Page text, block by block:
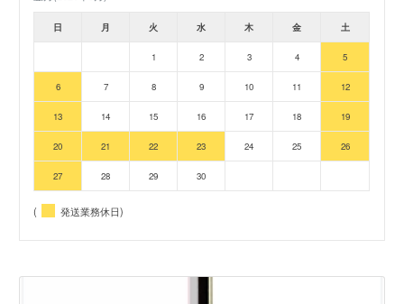
日 月 火 水 木 金 土
1 2 3 4 5
6 7 8 9 10 11 12
13 14 15 16 17 18 19
20 21 22 23 24 25 26
27 28 29 30
( 発送業務休日)